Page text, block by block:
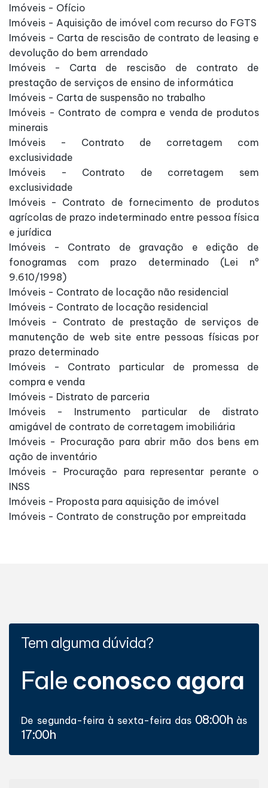
Imóveis - Ofício
Imóveis - Aquisição de imóvel com recurso do FGTS
Imóveis - Carta de rescisão de contrato de leasing e
devolução do bem arrendado
Imóveis - Carta de rescisão de contrato de
prestação de serviços de ensino de informática
Imóveis - Carta de suspensão no trabalho
Imóveis - Contrato de compra e venda de produtos
minerais
Imóveis - Contrato de corretagem com
exclusividade
Imóveis - Contrato de corretagem sem
exclusividade
Imóveis - Contrato de fornecimento de produtos
agrícolas de prazo indeterminado entre pessoa física
e jurídica
Imóveis - Contrato de gravação e edição de
fonogramas com prazo determinado (Lei nº
9.610/1998)
Imóveis - Contrato de locação não residencial
Imóveis - Contrato de locação residencial
Imóveis - Contrato de prestação de serviços de
manutenção de web site entre pessoas físicas por
prazo determinado
Imóveis - Contrato particular de promessa de
compra e venda
Imóveis - Distrato de parceria
Imóveis - Instrumento particular de distrato
amigável de contrato de corretagem imobiliária
Imóveis - Procuração para abrir mão dos bens em
ação de inventário
Imóveis - Procuração para representar perante o
INSS
Imóveis - Proposta para aquisição de imóvel
Imóveis - Contrato de construção por empreitada
Tem alguma dúvida?
Fale conosco agora
De segunda-feira à sexta-feira das 08:00h às
17:00h